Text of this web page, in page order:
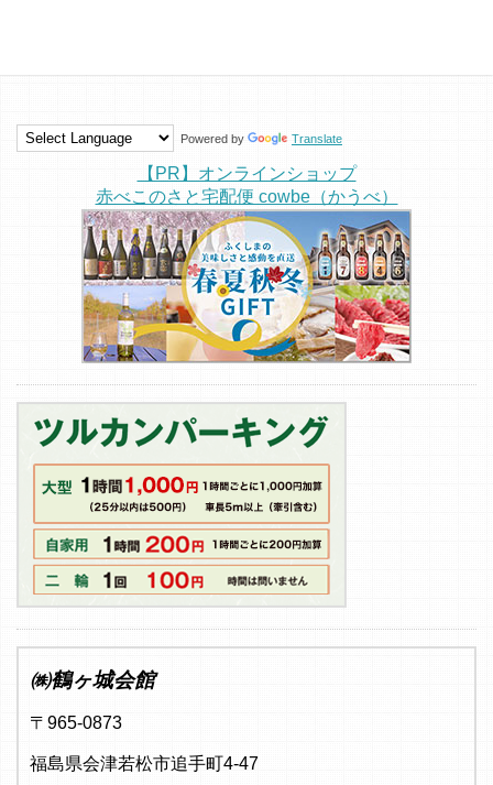
Powered by Translate
【PR】オンラインショップ
赤べこのさと宅配便 cowbe（かうべ）
㈱鶴ヶ城会館
〒965-0873
福島県会津若松市追手町4-47